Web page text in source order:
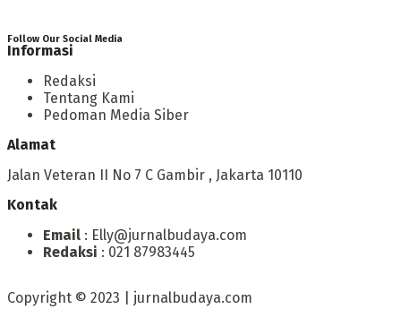
Follow Our Social Media
Informasi
Redaksi
Tentang Kami
Pedoman Media Siber
Alamat
Jalan Veteran II No 7 C Gambir , Jakarta 10110
Kontak
Email : Elly@jurnalbudaya.com
Redaksi : 021 87983445
Copyright © 2023 | jurnalbudaya.com